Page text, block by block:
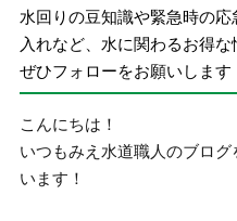
水回りの豆知識や緊急時の
入れなど、水に関わるお得な
ぜひフォローをお願いします
こんにちは！
いつもみえ水道職人のブロ
います！